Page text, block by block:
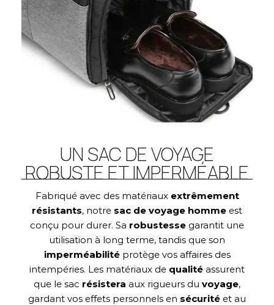
UN SAC DE VOYAGE
ROBUSTE ET IMPERMÉABLE
Fabriqué avec des matériaux extrêmement
résistants, notre sac de voyage homme est
conçu pour durer. Sa robustesse garantit une
utilisation à long terme, tandis que son
imperméabilitéprotège vos affaires des
intempéries. Les matériaux de qualité assurent
que le sac résistera aux rigueurs du voyage,
gardant vos effets personnels en sécurité et au